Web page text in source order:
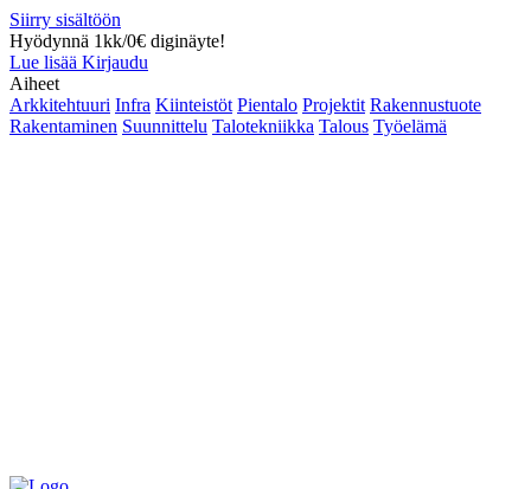
Siirry sisältöön
Hyödynnä 1kk/0€ diginäyte!
Lue lisää Kirjaudu
Aiheet
Arkkitehtuuri Infra Kiinteistöt Pientalo Projektit Rakennustuote
Rakentaminen Suunnittelu Talotekniikka Talous Työelämä